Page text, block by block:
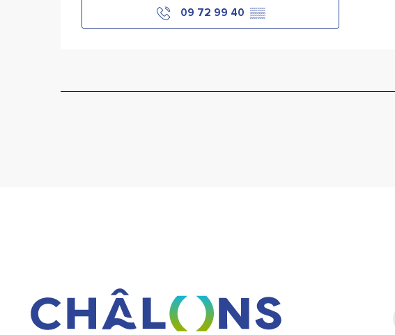
09 72 99 40 ▒▒